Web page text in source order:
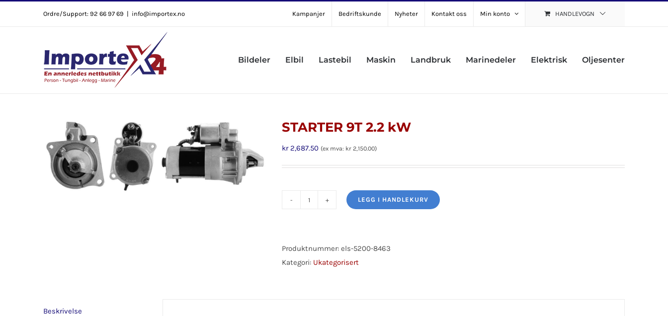
Ordre/Support: 92 66 97 69 | info@importex.no Kampanjer Bedriftskunde Nyheter Kontakt oss Min konto HANDLEVOGN
Bildeler Elbil Lastebil Maskin Landbruk Marinedeler Elektrisk Oljesenter
STARTER 9T 2.2 kW
kr2,687.50 (ex mva: kr 2,150.00)
kW
antall
LEGG I HANDLEKURV
Produktnummer: els-5200-8463
Kategori: Ukategorisert
Beskrivelse